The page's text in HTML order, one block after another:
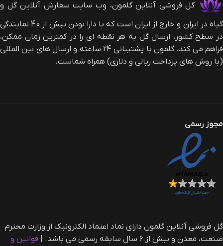
گل فروشی آنلاین گلمون، وب سایت سفارش آنلاین گل و
گیاه در ایران و خارج از ایران است که با دارا بودن بیش از 40 نمایندگی
در سطح کشور، ارسال گل به هر نقطه ای را در کمترین زمان ممکن،
فراهم می کند. گلمون با پشتیبانی 24 ساعته و ارسال های بین المللی
(با روش های پرداخت ریالی و دلاری) همراه شماست.
مجوز رسمی
گل فروشی آنلاین گلمون دارای نماد اعتماد الکترونیک از وزارت محترم
صنعت، معدن و بیش از ۶ سال سابقه رسمی می باشد. |‌
قوانین و